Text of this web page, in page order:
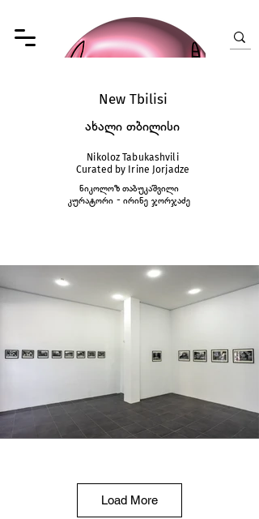
New Tbilisi
ახალი თბილისი
Nikoloz Tabukashvili
Curated by Irine Jorjadze
ნიკოლოზ თაბუკაშვილი
კურატორი - ირინე ჯორჯაძე
Load More